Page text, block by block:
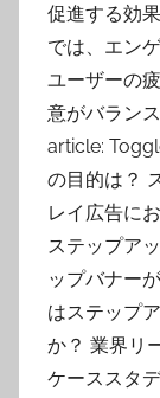
促進する効
では、エン
ユーザーの
意がバラン
article:
の目的は？
レイ広告に
ステップア
ップバナー
はステップ
か？ 業界リ
ケーススタ